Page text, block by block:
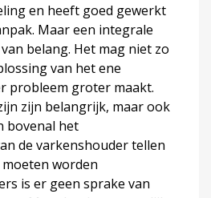
en heeft goed gewerkt
Maar een integrale
belang. Het mag niet zo
van het ene
probleem groter maakt.
zijn belangrijk, maar ook
bovenal het
de varkenshouder tellen
worden
is er geen sprake van